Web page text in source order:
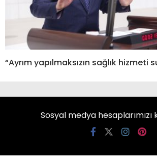
“Ayrım yapılmaksızın sağlık hizmeti
Sosyal medya hesaplarımızı